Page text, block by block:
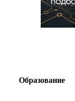
Образование